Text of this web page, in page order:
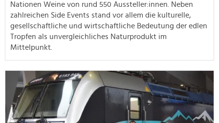
Nationen Weine von rund 550 Aussteller:innen. Neben
zahlreichen Side Events stand vor allem die kulturelle,
gesellschaftliche und wirtschaftliche Bedeutung der edlen
Tropfen als unvergleichliches Naturprodukt im
Mittelpunkt.